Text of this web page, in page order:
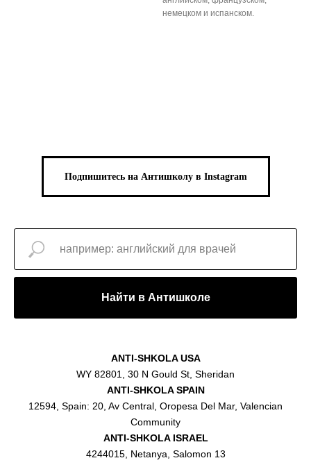
немецком и испанском.
Подпишитесь на Антишколу в Instagram
Найти в Антишколе
ANTI-SHKOLA USA
WY 82801, 30 N Gould St, Sheridan
ANTI-SHKOLA SPAIN
12594, Spain: 20, Av Central, Oropesa Del Mar, Valencian
Community
ANTI-SHKOLA ISRAEL
4244015, Netanya, Salomon 13